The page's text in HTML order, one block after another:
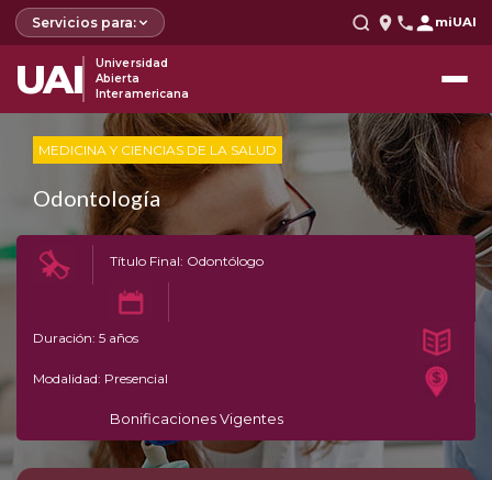
Servicios para: miUAI
UAI
Universidad
Abierta
Interamericana
MEDICINA Y CIENCIAS DE LA SALUD
Odontología
Título Final: Odontólogo
Duración: 5 años
Modalidad: Presencial
Bonificaciones Vigentes